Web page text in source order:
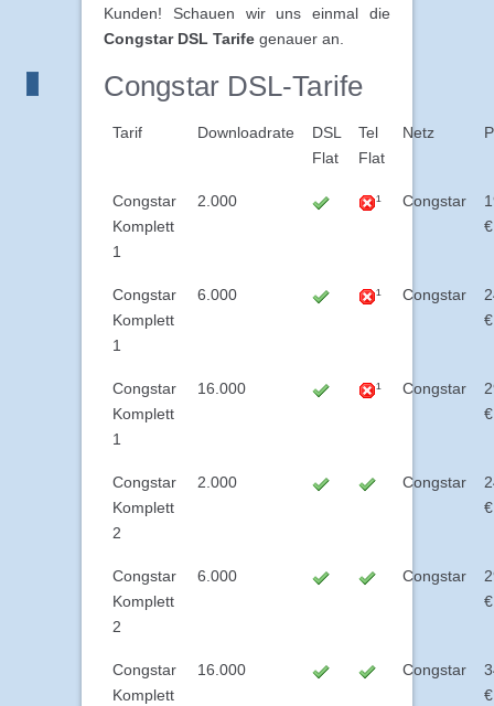
Kunden! Schauen wir uns einmal die
Congstar DSL Tarife genauer an.
Congstar DSL-Tarife
Tarif Downloadrate
DSL
Flat
Tel
Flat
Netz
Congstar
Komplett
1
2.000 ¹ Congstar
€
Congstar
Komplett
1
6.000 ¹ Congstar
€
Congstar
Komplett
1
16.000 ¹ Congstar
€
Congstar
Komplett
2
2.000 Congstar
€
Congstar
Komplett
2
6.000 Congstar
€
Congstar
Komplett
16.000 Congstar
€